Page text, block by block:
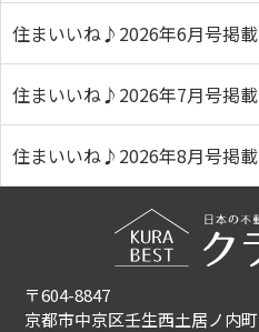
住まいいね♪2026年6月号掲
住まいいね♪2026年7月号掲
住まいいね♪2026年8月号掲
〒604-8847
京都市中京区壬生西土居ノ内